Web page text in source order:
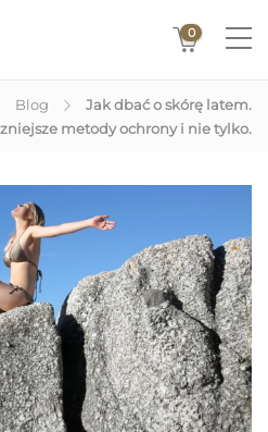
0
Blog
Jak dbać o skórę latem.
metody ochrony i nie tylko.